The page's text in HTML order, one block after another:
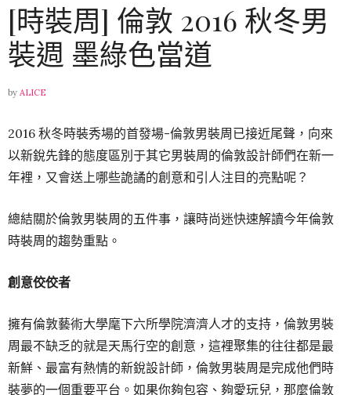
[時裝周] 倫敦 2016 秋冬男
裝週 墨綠色當道
by ALICE
2016 秋冬時裝秀場的首發場-倫敦男裝周已接近尾聲，向來
以新銳先鋒的態度區別于其它男裝周的倫敦設計師們在新一
年裡，又會送上哪些詭譎的創意和引人注目的亮點呢？
總結關於倫敦男裝周的五件事，讓時尚迷快速解讀今年倫敦
時裝周的趨勢重點。
創意佼佼者
擁有倫敦藝術大學麾下六所學院濟濟人才的支持，倫敦男裝
周最不缺乏的就是天馬行空的創意，這裡聚集的往往都是最
新鮮、最富有熱情的新銳設計師，倫敦男裝周是完成他們時
裝夢的一個重要平台。如果你夠包容、夠愛玩兒，那麼倫敦